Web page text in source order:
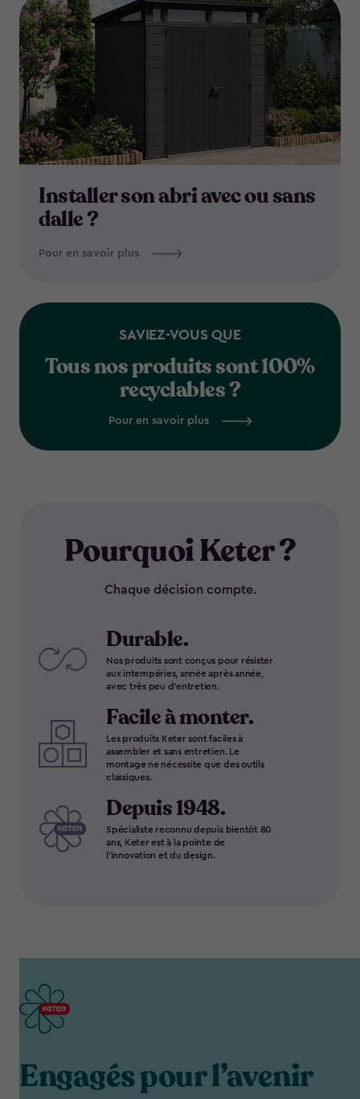
Installer son abri avec ou sans
dalle ?
Pour en savoir plus
SAVIEZ-VOUS QUE
Tous nos produits sont 100%
recyclables ?
Pour en savoir plus
Pourquoi Keter ?
Chaque décision compte.
Durable.
Nos produits sont conçus pour résister
aux intempéries, année après année,
avec très peu d'entretien.
Facile à monter.
Les produits Keter sont faciles à
assembler et sans entretien. Le
montage ne nécessite que des outils
classiques.
Depuis 1948.
Spécialiste reconnu depuis bientôt 80
ans, Keter est à la pointe de
l'innovation et du design.
Engagés pour l’avenir